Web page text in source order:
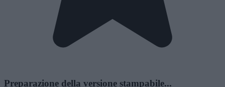
Preparazione della versione stampabile...